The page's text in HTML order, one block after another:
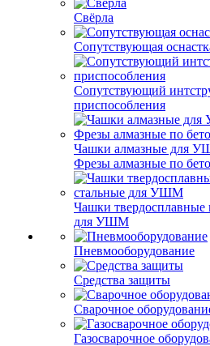
Свёрла
Сопутствующая
Сопутствующий
приспособления
Чашки алмазные для
Фрезы алмазные по
Чашки твердосплавные
для УШМ
Пневмооборудование
Средства защиты
Сварочное
Газосварочное